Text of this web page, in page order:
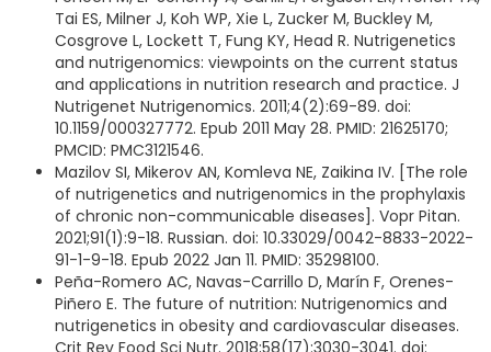
Tai ES, Milner J, Koh WP, Xie L, Zucker M, Buckley M,
Cosgrove L, Lockett T, Fung KY, Head R. Nutrigenetics
and nutrigenomics: viewpoints on the current status
and applications in nutrition research and practice. J
Nutrigenet Nutrigenomics. 2011;4(2):69-89. doi:
10.1159/000327772. Epub 2011 May 28. PMID: 21625170;
PMCID: PMC3121546.
Mazilov SI, Mikerov AN, Komleva NE, Zaikina IV. [The role
of nutrigenetics and nutrigenomics in the prophylaxis
of chronic non-communicable diseases]. Vopr Pitan.
2021;91(1):9-18. Russian. doi: 10.33029/0042-8833-2022-
91-1-9-18. Epub 2022 Jan 11. PMID: 35298100.
Peña-Romero AC, Navas-Carrillo D, Marín F, Orenes-
Piñero E. The future of nutrition: Nutrigenomics and
nutrigenetics in obesity and cardiovascular diseases.
Crit Rev Food Sci Nutr. 2018;58(17):3030-3041. doi: